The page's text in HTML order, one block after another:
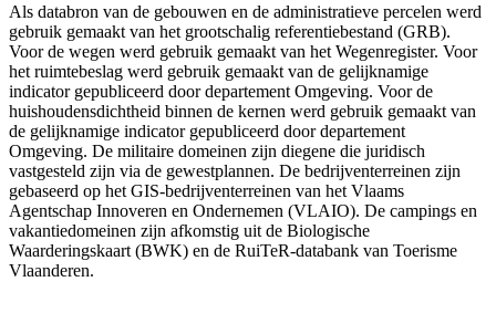
Als databron van de gebouwen en de administratieve percelen werd
gebruik gemaakt van het grootschalig referentiebestand (GRB).
Voor de wegen werd gebruik gemaakt van het Wegenregister. Voor
het ruimtebeslag werd gebruik gemaakt van de gelijknamige
indicator gepubliceerd door departement Omgeving. Voor de
huishoudensdichtheid binnen de kernen werd gebruik gemaakt van
de gelijknamige indicator gepubliceerd door departement
Omgeving. De militaire domeinen zijn diegene die juridisch
vastgesteld zijn via de gewestplannen. De bedrijventerreinen zijn
gebaseerd op het GIS-bedrijventerreinen van het Vlaams
Agentschap Innoveren en Ondernemen (VLAIO). De campings en
vakantiedomeinen zijn afkomstig uit de Biologische
Waarderingskaart (BWK) en de RuiTeR-databank van Toerisme
Vlaanderen.